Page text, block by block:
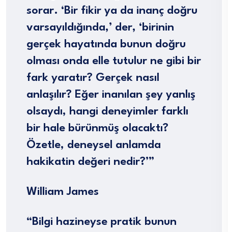
sorar. ‘Bir fikir ya da inanç doğru
varsayıldığında,’ der, ‘birinin
gerçek hayatında bunun doğru
olması onda elle tutulur ne gibi bir
fark yaratır? Gerçek nasıl
anlaşılır? Eğer inanılan şey yanlış
olsaydı, hangi deneyimler farklı
bir hale bürünmüş olacaktı?
Özetle, deneysel anlamda
hakikatin değeri nedir?’”
William James
“Bilgi hazineyse pratik bunun